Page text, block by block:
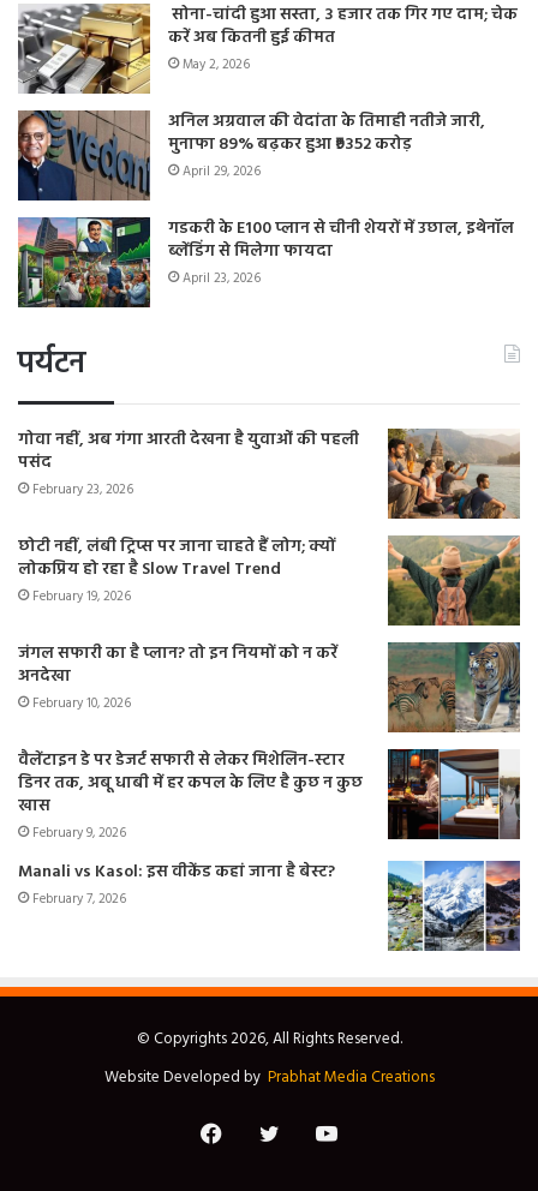
सोना-चांदी हुआ सस्ता, 3 हजार तक गिर गए दाम; चेक
करें अब कितनी हुई कीमत
May 2, 2026
अनिल अग्रवाल की वेदांता के तिमाही नतीजे जारी,
मुनाफा 89% बढ़कर हुआ ₹9352 करोड़
April 29, 2026
गडकरी के E100 प्लान से चीनी शेयरों में उछाल, इथेनॉल
ब्लेंडिंग से मिलेगा फायदा
April 23, 2026
पर्यटन
गोवा नहीं, अब गंगा आरती देखना है युवाओं की पहली
पसंद
February 23, 2026
छोटी नहीं, लंबी ट्रिप्स पर जाना चाहते हैं लोग; क्यों
लोकप्रिय हो रहा है Slow Travel Trend
February 19, 2026
जंगल सफारी का है प्लान? तो इन नियमों को न करें
अनदेखा
February 10, 2026
वैलेंटाइन डे पर डेजर्ट सफारी से लेकर मिशेलिन-स्टार
डिनर तक, अबू धाबी में हर कपल के लिए है कुछ न कुछ
खास
February 9, 2026
Manali vs Kasol: इस वीकेंड कहां जाना है बेस्ट?
February 7, 2026
© Copyrights 2026, All Rights Reserved.
Website Developed by Prabhat Media Creations
FacebookTwitterYouTube